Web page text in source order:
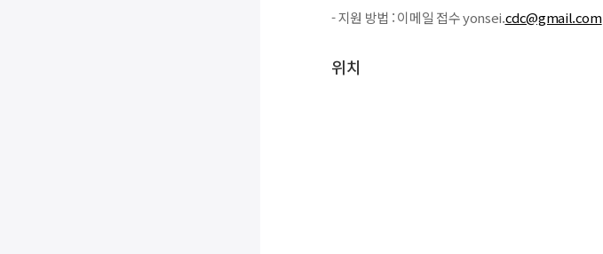
- 지원 방법 : 이메일 접수 yonsei.cdc@gmail.com
위치